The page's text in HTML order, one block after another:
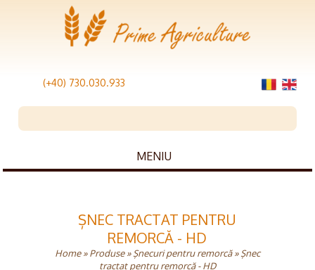
(+40) 730.030.933
MENIU
ȘNEC TRACTAT PENTRU
REMORCĂ - HD
Home»Produse»Șnecuri pentru remorcă» Șnec
tractat pentru remorcă - HD